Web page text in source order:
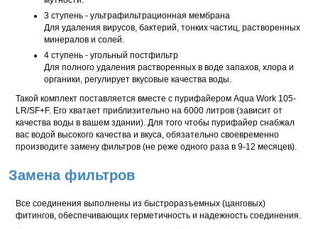
3 ступень - ультрафильтрационная мембрана
Для удаления вирусов, бактерий, тонких частиц, растворенных
минералов и солей.
4 ступень - угольный постфильтр
Для полного удаления растворенных в воде запахов, хлора и
органики, регулирует вкусовые качества воды.
Такой комплект поставляется вместе с пурифайером Aqua Work 105-
LR/SF+F. Его хватает приблизительно на 6000 литров (зависит от
качества воды в вашем здании). Для того чтобы пурифайер снабжал
вас водой высокого качества и вкуса, обязательно своевременно
производите замену фильтров (не реже одного раза в 9-12 месяцев).
Замена фильтров
Все соединения выполнены из быстроразъемных (цанговых)
фитингов, обеспечивающих герметичность и надежность соединения.